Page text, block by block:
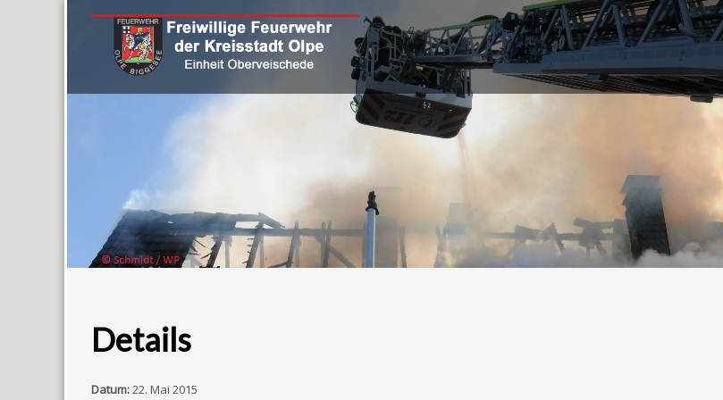
Details
Datum:22. Mai 2015